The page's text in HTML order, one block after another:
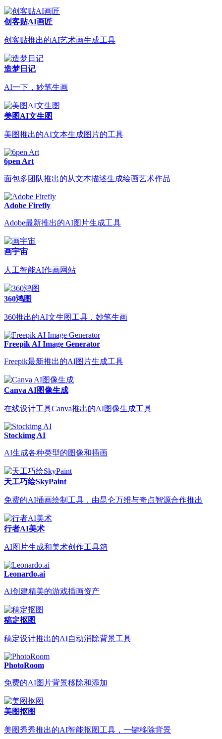
创客贴AI画匠
创客贴推出的AI艺术画生成工具
造梦日记
AI一下，妙笔生画
美图AI文生图
美图推出的AI文本生成图片的工具
6pen Art
面包多团队推出的从文本描述生成绘画艺术作品
Adobe Firefly
Adobe最新推出的AI图片生成工具
画宇宙
人工智能AI作画网站
360鸿图
360推出的AI文生图工具，妙笔生画
Freepik AI Image Generator
Freepik最新推出的AI图片生成工具
Canva AI图像生成
在线设计工具Canva推出的AI图像生成工具
Stockimg AI
AI生成各种类型的图像和插画
天工巧绘SkyPaint
免费的AI插画绘制工具，由昆仑万维与奇点智源合作推出
行者AI美术
AI图片生成和美术创作工具箱
Leonardo.ai
AI创建精美的游戏插画资产
稿定抠图
稿定设计推出的AI自动消除背景工具
PhotoRoom
免费的AI图片背景移除和添加
美图抠图
美图秀秀推出的AI智能抠图工具，一键移除背景